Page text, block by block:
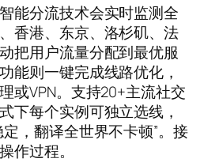
能分流技术会实时监测全
香港、东京、洛杉矶、法
把用户流量分配到最优服
能则一键完成线路优化，
或VPN。支持20+主流社交
下每个实例可独立选线，
，翻译全世界不卡顿”。接
作过程。